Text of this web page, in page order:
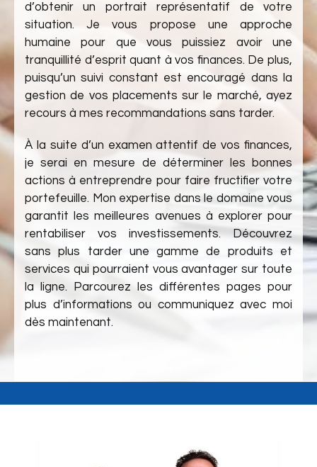
d’obtenir un portrait représentatif de votre
situation. Je vous propose une approche
humaine pour que vous puissiez avoir une
tranquillité d’esprit quant à vos finances. De plus,
puisqu’un suivi constant est encouragé dans la
gestion de vos placements sur le marché, ayez
recours à mes recommandations sans tarder.
À la suite d’un examen attentif de vos finances,
je serai en mesure de déterminer les bonnes
actions à entreprendre pour faire fructifier votre
portefeuille. Mon expertise dans le domaine vous
garantit les meilleures avenues à explorer pour
rentabiliser vos investissements. Découvrez
sans plus tarder une gamme de produits et
services qui pourraient vous avantager sur toute
la ligne. Parcourez les différentes pages pour
plus d’informations ou communiquez avec moi
dès maintenant.